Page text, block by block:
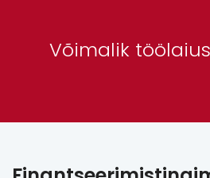
Võimalik